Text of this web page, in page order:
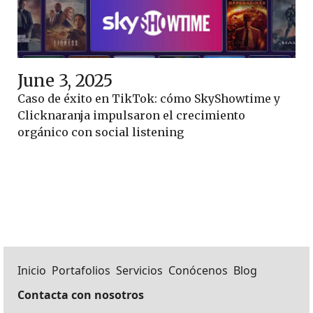
June 3, 2025
Caso de éxito en TikTok: cómo SkyShowtime y
Clicknaranja impulsaron el crecimiento
orgánico con social listening
Inicio Portafolios Servicios Conócenos Blog
Contacta con nosotros